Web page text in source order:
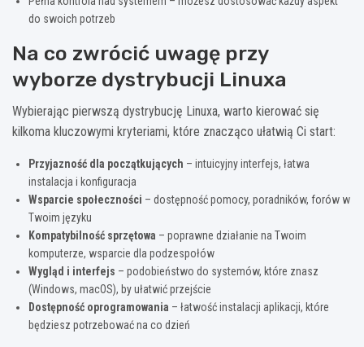
do swoich potrzeb
Na co zwrócić uwagę przy
wyborze dystrybucji Linuxa
Wybierając pierwszą dystrybucję Linuxa, warto kierować się
kilkoma kluczowymi kryteriami, które znacząco ułatwią Ci start:
Przyjazność dla początkujących – intuicyjny interfejs, łatwa
instalacja i konfiguracja
Wsparcie społeczności – dostępność pomocy, poradników, forów w
Twoim języku
Kompatybilność sprzętowa – poprawne działanie na Twoim
komputerze, wsparcie dla podzespołów
Wygląd i interfejs – podobieństwo do systemów, które znasz
(Windows, macOS), by ułatwić przejście
Dostępność oprogramowania – łatwość instalacji aplikacji, które
będziesz potrzebować na co dzień